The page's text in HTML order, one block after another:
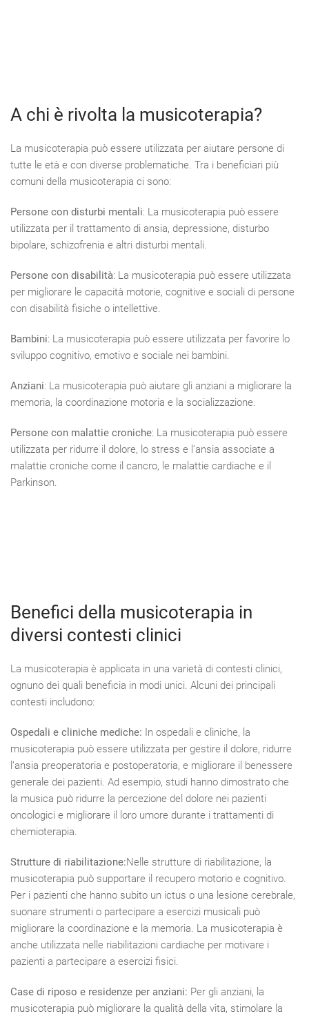
A chi è rivolta la musicoterapia?
La musicoterapia può essere utilizzata per aiutare persone di
tutte le età e con diverse problematiche. Tra i beneficiari più
comuni della musicoterapia ci sono:
Persone con disturbi mentali: La musicoterapia può essere
utilizzata per il trattamento di ansia, depressione, disturbo
bipolare, schizofrenia e altri disturbi mentali.
Persone con disabilità: La musicoterapia può essere utilizzata
per migliorare le capacità motorie, cognitive e sociali di persone
con disabilità fisiche o intellettive.
Bambini: La musicoterapia può essere utilizzata per favorire lo
sviluppo cognitivo, emotivo e sociale nei bambini.
Anziani: La musicoterapia può aiutare gli anziani a migliorare la
memoria, la coordinazione motoria e la socializzazione.
Persone con malattie croniche: La musicoterapia può essere
utilizzata per ridurre il dolore, lo stress e l’ansia associate a
malattie croniche come il cancro, le malattie cardiache e il
Parkinson.
Benefici della musicoterapia in
diversi contesti clinici
La musicoterapia è applicata in una varietà di contesti clinici,
ognuno dei quali beneficia in modi unici. Alcuni dei principali
contesti includono:
Ospedali e cliniche mediche: In ospedali e cliniche, la
musicoterapia può essere utilizzata per gestire il dolore, ridurre
l’ansia preoperatoria e postoperatoria, e migliorare il benessere
generale dei pazienti. Ad esempio, studi hanno dimostrato che
la musica può ridurre la percezione del dolore nei pazienti
oncologici e migliorare il loro umore durante i trattamenti di
chemioterapia.
Strutture di riabilitazione:Nelle strutture di riabilitazione, la
musicoterapia può supportare il recupero motorio e cognitivo.
Per i pazienti che hanno subito un ictus o una lesione cerebrale,
suonare strumenti o partecipare a esercizi musicali può
migliorare la coordinazione e la memoria. La musicoterapia è
anche utilizzata nelle riabilitazioni cardiache per motivare i
pazienti a partecipare a esercizi fisici.
Case di riposo e residenze per anziani: Per gli anziani, la
musicoterapia può migliorare la qualità della vita, stimolare la